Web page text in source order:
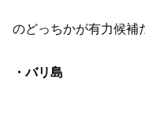
のどっちかが有力候補
・バリ島